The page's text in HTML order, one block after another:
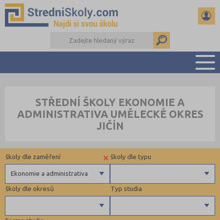
PŘÍPRAVA NA PŘIJÍMAČKY
DŮLEŽITÉ TERMÍNY
DALŠÍ DRUHY ŠKOL
STŘEDNÍ ŠKOLY EKONOMIE A
ADMINISTRATIVA UMĚLECKÉ OKRES
JIČÍN
Typ studia
školy dle okresů
školy dle typu
×
Ekonomie a administrativa
školy dle zaměření
Gymnázia